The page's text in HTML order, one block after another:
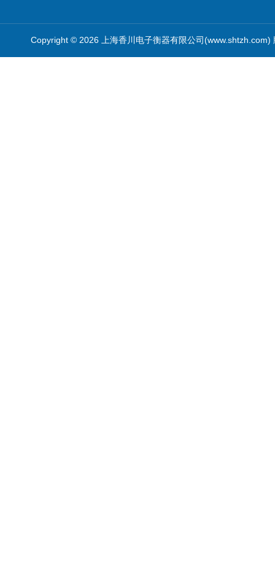
Copyright © 2026 上海香川电子衡器有限公司(www.shtzh.com)